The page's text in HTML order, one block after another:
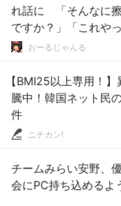
れ話に 「そんなに
ですか？」「これや
おーるじゃんる
【BMI25以上専用！
騰中！韓国ネット民
件
ニチカン!
チームみらい安野、
会にPC持ち込めるよ